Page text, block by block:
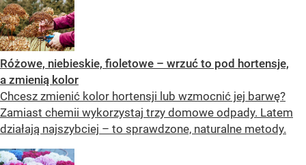
Różowe, niebieskie, fioletowe – wrzuć to pod hortensje,
a zmienią kolor
Chcesz zmienić kolor hortensji lub wzmocnić jej barwę?
Zamiast chemii wykorzystaj trzy domowe odpady. Latem
działają najszybciej – to sprawdzone, naturalne metody.